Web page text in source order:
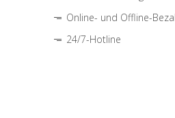
Online- und Offline-
24/7-Hotline